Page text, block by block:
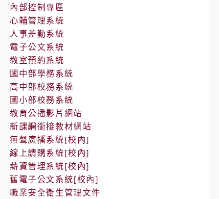
供
免
費
心
理
諮
商
及
資
源
轉
介
服
務。
內部控制專區
心輔管理系統
人事差勤系統
電子公文系統
教室預約系統
國中部學務系統
高中部校務系統
國小部校務系統
教育公播影片網站
新課綱銜接教材網站
無聲廣播系統[校內]
線上請購系統[校內]
薪資管理系統[校內]
舊電子公文系統[校內]
職業安全衛生管理文件